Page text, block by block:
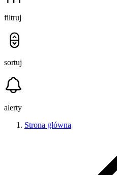
filtruj
sortuj
alerty
Strona główna